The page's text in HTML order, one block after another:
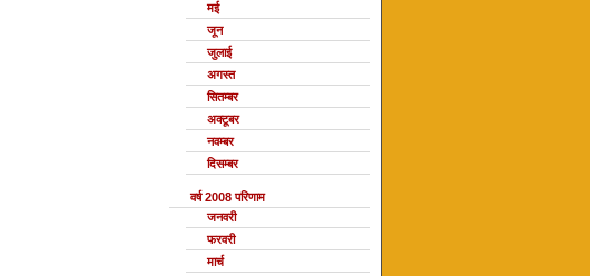
मई
जून
जुलाई
अगस्त
सितम्बर
अक्टूबर
नवम्बर
दिसम्बर
वर्ष 2008 परिणाम
जनवरी
फरवरी
मार्च